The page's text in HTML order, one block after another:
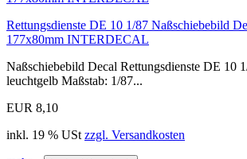
Rettungsdienste DE 10 1/87 Naßschiebebild
177x80mm INTERDECAL
Naßschiebebild Decal Rettungsdienste DE 10
leuchtgelb Maßstab: 1/87...
EUR 8,10
inkl. 19 % USt zzgl. Versandkosten